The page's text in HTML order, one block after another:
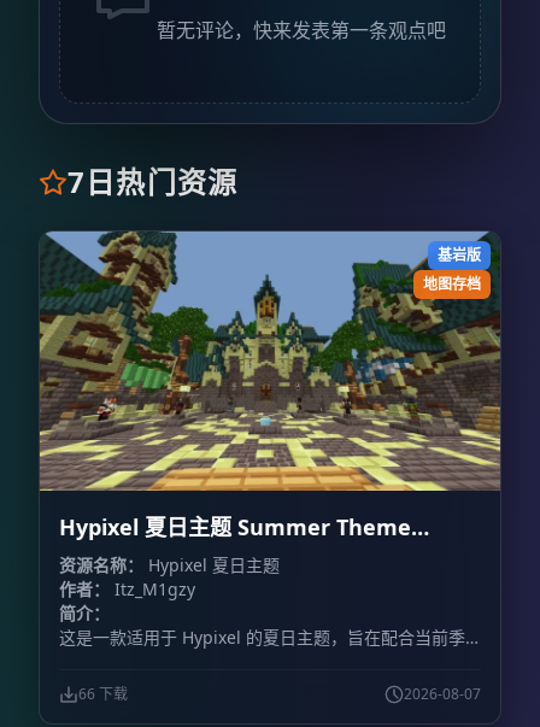
暂无评论，快来发表第一条观点吧
7日热门资源
基岩版
地图存档
Hypixel 夏日主题 Summer Theme
Hypixel
资源名称：
Hypixel 夏日主题
作者：
Itz_M1gzy
简介：
这是一款适用于 Hypixel 的夏日主题，旨在配合当前季
66 下载 2026-08-07